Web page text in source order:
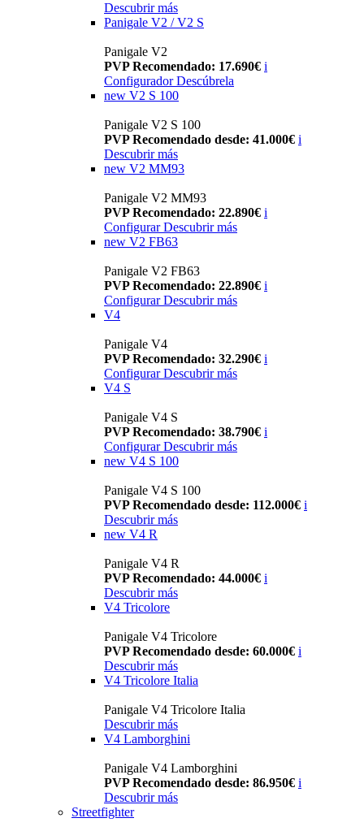
Descubrir más
Panigale V2 / V2 S
Panigale V2
PVP Recomendado: 17.690€ i
Configurador Descúbrela
new V2 S 100
Panigale V2 S 100
PVP Recomendado desde: 41.000€ i
Descubrir más
new V2 MM93
Panigale V2 MM93
PVP Recomendado: 22.890€ i
Configurar Descubrir más
new V2 FB63
Panigale V2 FB63
PVP Recomendado: 22.890€ i
Configurar Descubrir más
V4
Panigale V4
PVP Recomendado: 32.290€ i
Configurar Descubrir más
V4 S
Panigale V4 S
PVP Recomendado: 38.790€ i
Configurar Descubrir más
new V4 S 100
Panigale V4 S 100
PVP Recomendado desde: 112.000€ i
Descubrir más
new V4 R
Panigale V4 R
PVP Recomendado: 44.000€ i
Descubrir más
V4 Tricolore
Panigale V4 Tricolore
PVP Recomendado desde: 60.000€ i
Descubrir más
V4 Tricolore Italia
Panigale V4 Tricolore Italia
Descubrir más
V4 Lamborghini
Panigale V4 Lamborghini
PVP Recomendado desde: 86.950€ i
Descubrir más
Streetfighter